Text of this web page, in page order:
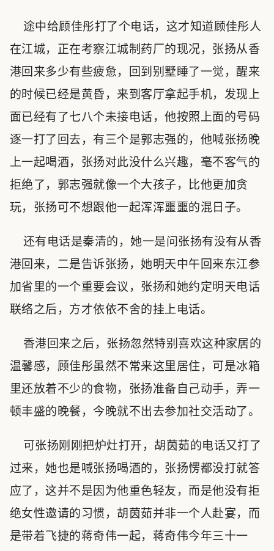
途中给顾佳彤打了个电话，这才知道顾佳彤人
在江城，正在考察江城制药厂的现况，张扬从香
港回来多少有些疲惫，回到别墅睡了一觉，醒来
的时候已经是黄昏，来到客厅拿起手机，发现上
面已经有了七八个未接电话，他按照上面的号码
逐一打了回去，有三个是郭志强的，他喊张扬晚
上一起喝酒，张扬对此没什么兴趣，毫不客气的
拒绝了，郭志强就像一个大孩子，比他更加贪
玩，张扬可不想跟他一起浑浑噩噩的混日子。
还有电话是秦清的，她一是问张扬有没有从香
港回来，二是告诉张扬，她明天中午回来东江参
加省里的一个重要会议，张扬和她约定明天电话
联络之后，方才依依不舍的挂上电话。
香港回来之后，张扬忽然特别喜欢这种家居的
温馨感，顾佳彤虽然不常来这里居住，可是冰箱
里还放着不少的食物，张扬准备自己动手，弄一
顿丰盛的晚餐，今晚就不出去参加社交活动了。
可张扬刚刚把炉灶打开，胡茵茹的电话又打了
过来，她也是喊张扬喝酒的，张扬愣都没打就答
应了，这并不是因为他重色轻友，而是他没有拒
绝女性邀请的习惯，胡茵茹并非一个人赴宴，而
是带着飞捷的蒋奇伟一起，蒋奇伟今年三十一